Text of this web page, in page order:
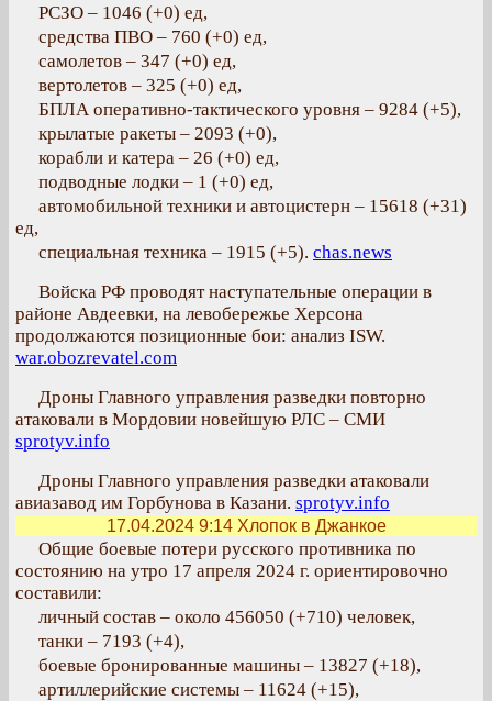
РСЗО – 1046 (+0) ед,
средства ПВО – 760 (+0) ед,
самолетов – 347 (+0) ед,
вертолетов – 325 (+0) ед,
БПЛА оперативно-тактического уровня – 9284 (+5),
крылатые ракеты – 2093 (+0),
корабли и катера – 26 (+0) ед,
подводные лодки – 1 (+0) ед,
автомобильной техники и автоцистерн – 15618 (+31)
ед,
специальная техника – 1915 (+5). chas.news
Войска РФ проводят наступательные операции в
районе Авдеевки, на левобережье Херсона
продолжаются позиционные бои: анализ ISW.
war.obozrevatel.com
Дроны Главного управления разведки повторно
атаковали в Мордовии новейшую РЛС – СМИ
sprotyv.info
Дроны Главного управления разведки атаковали
авиазавод им Горбунова в Казани. sprotyv.info
17.04.2024 9:14Хлопок в Джанкое
Общие боевые потери русского противника по
состоянию на утро 17 апреля 2024 г. ориентировочно
составили:
личный состав – около 456050 (+710) человек,
танки – 7193 (+4),
боевые бронированные машины – 13827 (+18),
артиллерийские системы – 11624 (+15),